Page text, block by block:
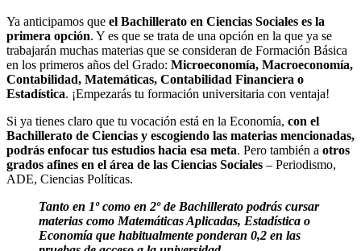
Ya anticipamos que el Bachillerato en Ciencias Sociales es la
primera opción. Y es que se trata de una opción en la que ya se
trabajarán muchas materias que se consideran de Formación Básica
en los primeros años del Grado: Microeconomía, Macroeconomía,
Contabilidad, Matemáticas, Contabilidad Financiera o
Estadística. ¡Empezarás tu formación universitaria con ventaja!
Si ya tienes claro que tu vocación está en la Economía, con el
Bachillerato de Ciencias y escogiendo las materias mencionadas,
podrás enfocar tus estudios hacia esa meta. Pero también a otros
grados afines en el área de las Ciencias Sociales – Periodismo,
ADE, Ciencias Políticas.
Tanto en 1º como en 2º de Bachillerato podrás cursar
materias como Matemáticas Aplicadas, Estadística o
Economía que habitualmente ponderan 0,2 en las